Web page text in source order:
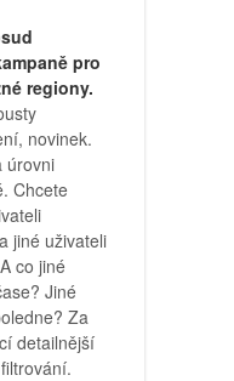
pro
regiony.
novinek.
úrovni
Chcete
jiné uživateli
co jiné
Jiné
Za
detailnější